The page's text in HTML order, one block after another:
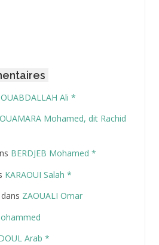
Ali *
OUAMARA Mohamed, dit Rachid
BERDJEB Mohamed *
KARAOUI Salah *
ZAOUALI Omar
Arab *